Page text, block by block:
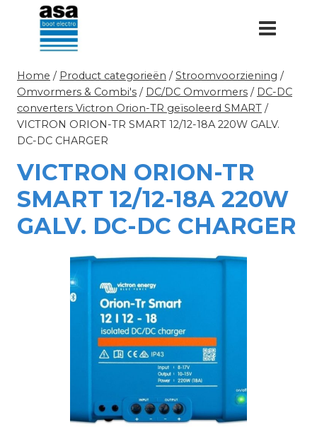
Doorgaan
inhoud
Home / Product categorieën / Stroomvoorziening /
Omvormers & Combi's / DC/DC Omvormers / DC-DC
converters Victron Orion-TR geïsoleerd SMART /
VICTRON ORION-TR SMART 12/12-18A 220W GALV.
DC-DC CHARGER
VICTRON ORION-TR
SMART 12/12-18A 220W
GALV. DC-DC CHARGER